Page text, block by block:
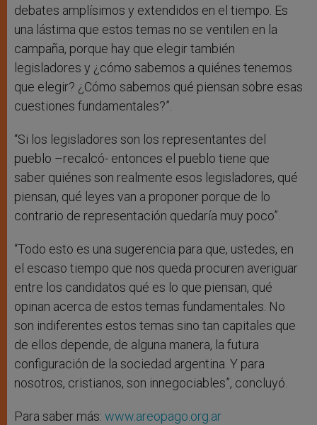
debates amplísimos y extendidos en el tiempo. Es
una lástima que estos temas no se ventilen en la
campaña, porque hay que elegir también
legisladores y ¿cómo sabemos a quiénes tenemos
que elegir? ¿Cómo sabemos qué piensan sobre esas
cuestiones fundamentales?”.
“Si los legisladores son los representantes del
pueblo –recalcó- entonces el pueblo tiene que
saber quiénes son realmente esos legisladores, qué
piensan, qué leyes van a proponer porque de lo
contrario de representación quedaría muy poco”.
“Todo esto es una sugerencia para que, ustedes, en
el escaso tiempo que nos queda procuren averiguar
entre los candidatos qué es lo que piensan, qué
opinan acerca de estos temas fundamentales. No
son indiferentes estos temas sino tan capitales que
de ellos depende, de alguna manera, la futura
configuración de la sociedad argentina. Y para
nosotros, cristianos, son innegociables”, concluyó.
Para saber más: www.areopago.org.ar